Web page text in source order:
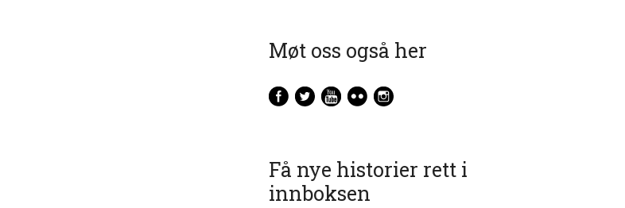
Møt oss også her
Få nye historier rett i
innboksen